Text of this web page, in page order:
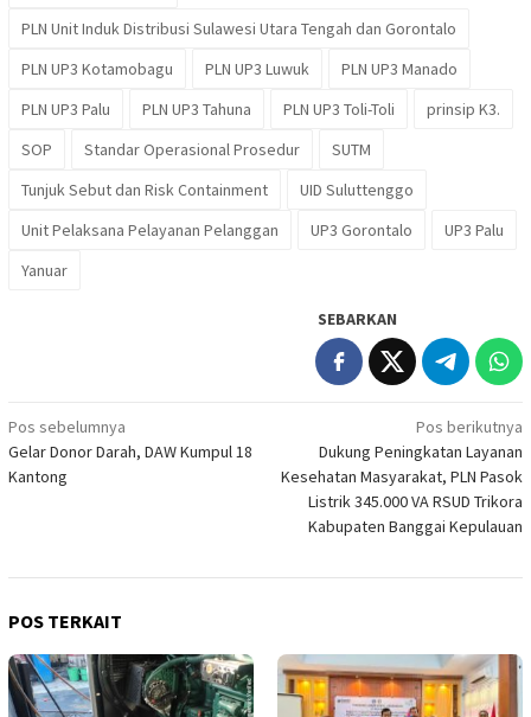
PLN Unit Induk Distribusi Sulawesi Utara Tengah dan Gorontalo
PLN UP3 Kotamobagu
PLN UP3 Luwuk
PLN UP3 Manado
PLN UP3 Palu
PLN UP3 Tahuna PLN UP3 Toli-Toli
prinsip K3.
SOP
Standar Operasional Prosedur
SUTM
Tunjuk Sebut dan Risk Containment
UID Suluttenggo
Unit Pelaksana Pelayanan Pelanggan
UP3 Gorontalo
UP3 Palu
Yanuar
SEBARKAN
Navigasi
pos
Pos sebelumnya
Gelar Donor Darah, DAW Kumpul 18
Kantong
Pos berikutnya
Dukung Peningkatan Layanan
Kesehatan Masyarakat, PLN Pasok
Listrik 345.000 VA RSUD Trikora
Kabupaten Banggai Kepulauan
POS TERKAIT